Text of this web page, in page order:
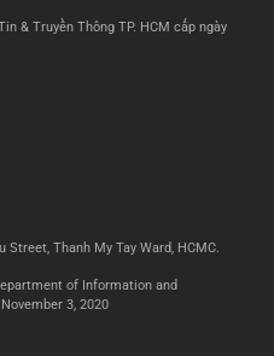
& Truyền Thông TP. HCM cấp ngày
Street, Thanh My Tay Ward, HCMC.
of Information and
3, 2020